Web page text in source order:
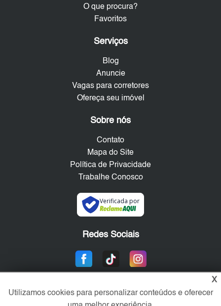
O que procura?
Favoritos
Serviços
Blog
Anuncie
Vagas para corretores
Ofereça seu imóvel
Sobre nós
Contato
Mapa do Site
Política de Privacidade
Trabalhe Conosco
Verificada por
Redes Sociais
X
Utilizamos cookies para personalizar conteúdos e oferecer